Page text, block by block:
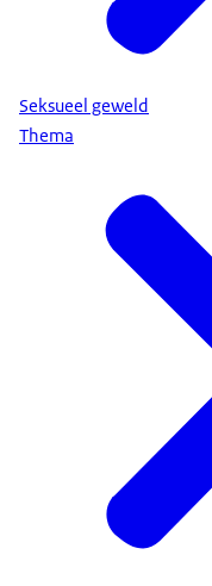
Seksueel geweld
Thema